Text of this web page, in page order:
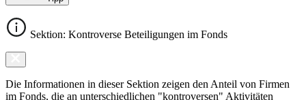
Sektion: Kontroverse Beteiligungen im Fonds
Die Informationen in dieser Sektion zeigen den Anteil von Firmen
im Fonds, die an unterschiedlichen "kontroversen" Aktivitäten